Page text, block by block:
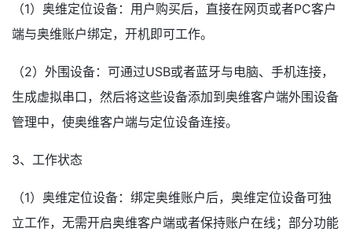
（1）奥维定位设备：用户购买后，直接在网页或者PC客户
端与奥维账户绑定，开机即可工作。
（2）外围设备：可通过USB或者蓝牙与电脑、手机连接，
生成虚拟串口，然后将这些设备添加到奥维客户端外围设备
管理中，使奥维客户端与定位设备连接。
3、工作状态
（1）奥维定位设备：绑定奥维账户后，奥维定位设备可独
立工作，无需开启奥维客户端或者保持账户在线；部分功能